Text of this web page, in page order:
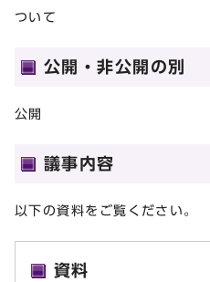
ついて
公開・非公開の別
公開
議事内容
以下の資料をご覧ください。
資料